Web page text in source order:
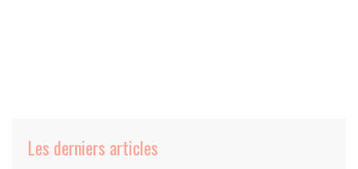
Les derniers articles